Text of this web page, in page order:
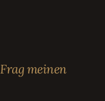
Frag meinen